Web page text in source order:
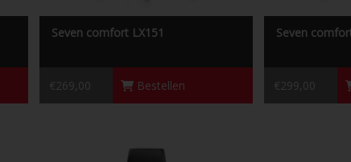
Seven comfort LX151
€269,00 Bestellen
Seven
€299,00
Se7en LX118 is een stijlvolle en